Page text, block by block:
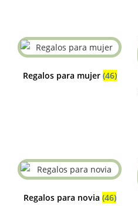
Regalos para mujer (46)
Regalos para novia (46)